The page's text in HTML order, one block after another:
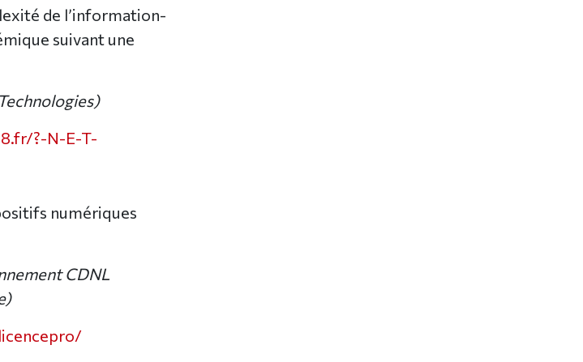
de l’information-
suivant une
?-N-E-T-
numériques
CDNL